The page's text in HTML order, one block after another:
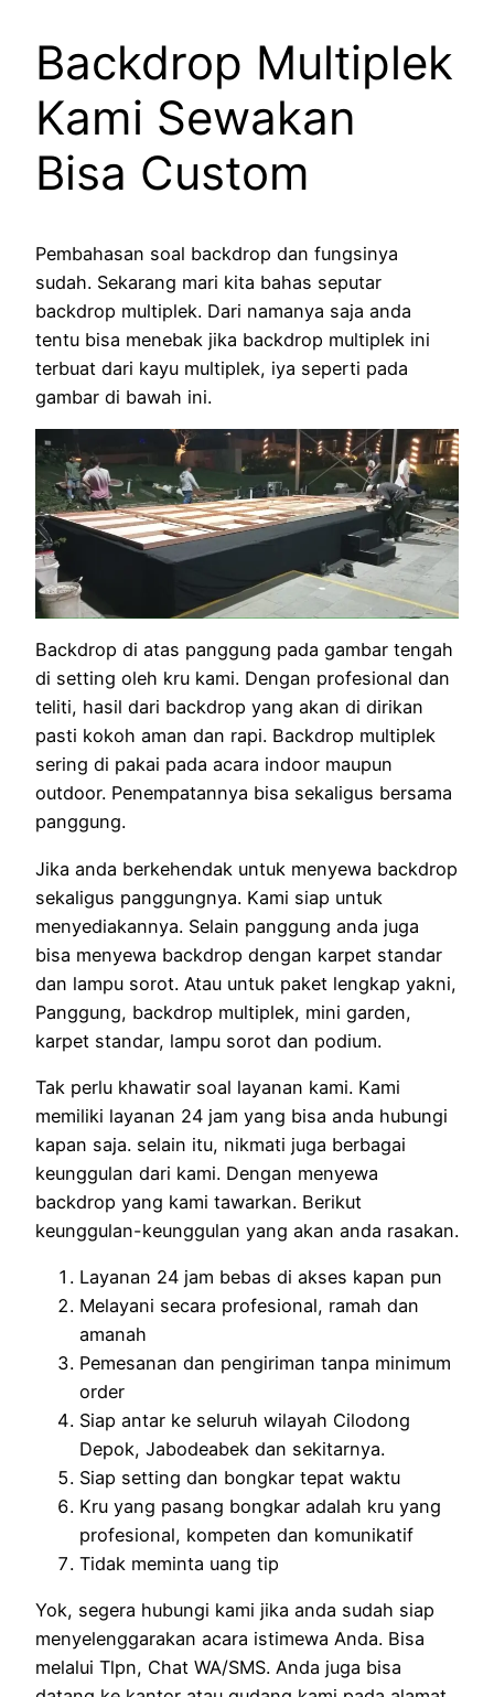
Backdrop Multiplek
Kami Sewakan
Bisa Custom
Pembahasan soal backdrop dan fungsinya
sudah. Sekarang mari kita bahas seputar
backdrop multiplek. Dari namanya saja anda
tentu bisa menebak jika backdrop multiplek ini
terbuat dari kayu multiplek, iya seperti pada
gambar di bawah ini.
Backdrop di atas panggung pada gambar tengah
di setting oleh kru kami. Dengan profesional dan
teliti, hasil dari backdrop yang akan di dirikan
pasti kokoh aman dan rapi. Backdrop multiplek
sering di pakai pada acara indoor maupun
outdoor. Penempatannya bisa sekaligus bersama
panggung.
Jika anda berkehendak untuk menyewa backdrop
sekaligus panggungnya. Kami siap untuk
menyediakannya. Selain panggung anda juga
bisa menyewa backdrop dengan karpet standar
dan lampu sorot. Atau untuk paket lengkap yakni,
Panggung, backdrop multiplek, mini garden,
karpet standar, lampu sorot dan podium.
Tak perlu khawatir soal layanan kami. Kami
memiliki layanan 24 jam yang bisa anda hubungi
kapan saja. selain itu, nikmati juga berbagai
keunggulan dari kami. Dengan menyewa
backdrop yang kami tawarkan. Berikut
keunggulan-keunggulan yang akan anda rasakan.
Layanan 24 jam bebas di akses kapan pun
Melayani secara profesional, ramah dan
amanah
Pemesanan dan pengiriman tanpa minimum
order
Siap antar ke seluruh wilayah Cilodong
Depok, Jabodeabek dan sekitarnya.
Siap setting dan bongkar tepat waktu
Kru yang pasang bongkar adalah kru yang
profesional, kompeten dan komunikatif
Tidak meminta uang tip
Yok, segera hubungi kami jika anda sudah siap
menyelenggarakan acara istimewa Anda. Bisa
melalui Tlpn, Chat WA/SMS. Anda juga bisa